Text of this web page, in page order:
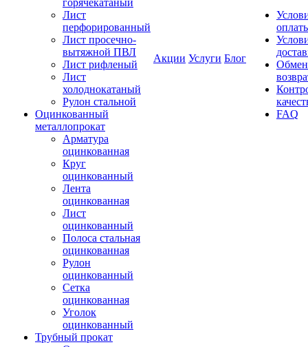
горячекатаный
Лист
перфорированный
Лист просечно-
вытяжной ПВЛ
Лист рифленый
Лист
холоднокатаный
Рулон стальной
Оцинкованный
металлопрокат
Арматура
оцинкованная
Круг
оцинкованный
Лента
оцинкованная
Лист
оцинкованный
Полоса стальная
оцинкованная
Рулон
оцинкованный
Сетка
оцинкованная
Уголок
оцинкованный
Трубный прокат
Акции Услуги Блог
FAQ